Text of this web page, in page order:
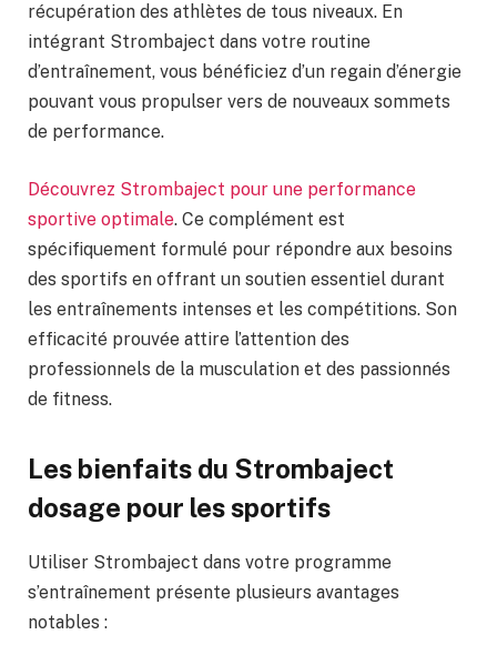
récupération des athlètes de tous niveaux. En
intégrant Strombaject dans votre routine
d’entraînement, vous bénéficiez d’un regain d’énergie
pouvant vous propulser vers de nouveaux sommets
de performance.
Découvrez Strombaject pour une performance
sportive optimale. Ce complément est
spécifiquement formulé pour répondre aux besoins
des sportifs en offrant un soutien essentiel durant
les entraînements intenses et les compétitions. Son
efficacité prouvée attire l’attention des
professionnels de la musculation et des passionnés
de fitness.
Les bienfaits du Strombaject
dosage pour les sportifs
Utiliser Strombaject dans votre programme
s’entraînement présente plusieurs avantages
notables :